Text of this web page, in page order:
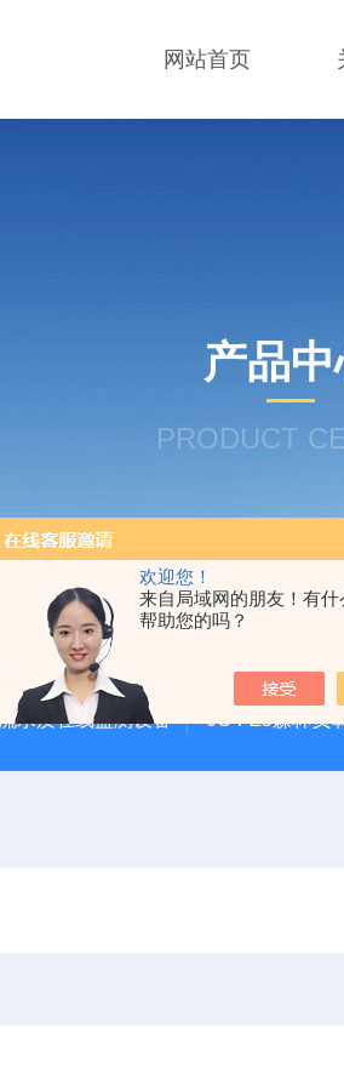
欢迎您！
来自局域网的朋友！有什
帮助您的吗？
网站首页
产品
PRODUCT
水质在线监测设备 JC-FZ5森林负